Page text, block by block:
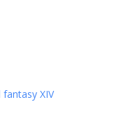
fantasy XIV